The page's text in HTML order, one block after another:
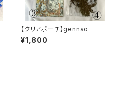
【クリアポーチ】gennao
¥1,800